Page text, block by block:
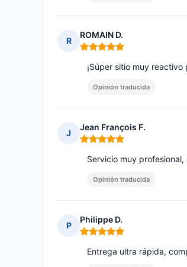
R
ROMAIN D.
Nota: 5 de 5
¡Súper sitio muy
Opinión traducida
J
Jean François F.
Nota: 5 de 5
Servicio muy
Opinión traducida
P
Philippe D.
Nota: 5 de 5
Entrega ultra rápida,